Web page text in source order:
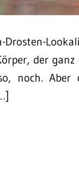
Drosten-
der
noch. Aber